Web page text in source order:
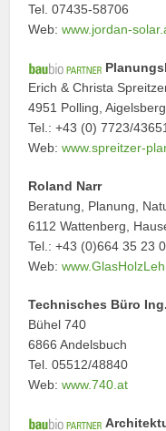
Tel. 07435-58706
Web:www.jordan-
Erich & Christa
4951 Polling,
Tel.: +43 (0) 7723/43651
Web:www.spreitzer-
Roland Narr
Beratung, Planung,
6112 Wattenberg,
Tel.: +43 (0)664 35 23
Web:
Technisches Büro
Bühel 740
6866 Andelsbuch
Tel. 05512/48840
Web:www.740.at